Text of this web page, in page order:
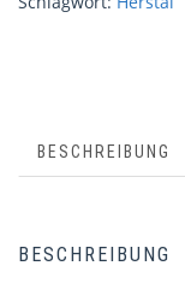
BESCHREIBUNG
BESCHREIBUNG